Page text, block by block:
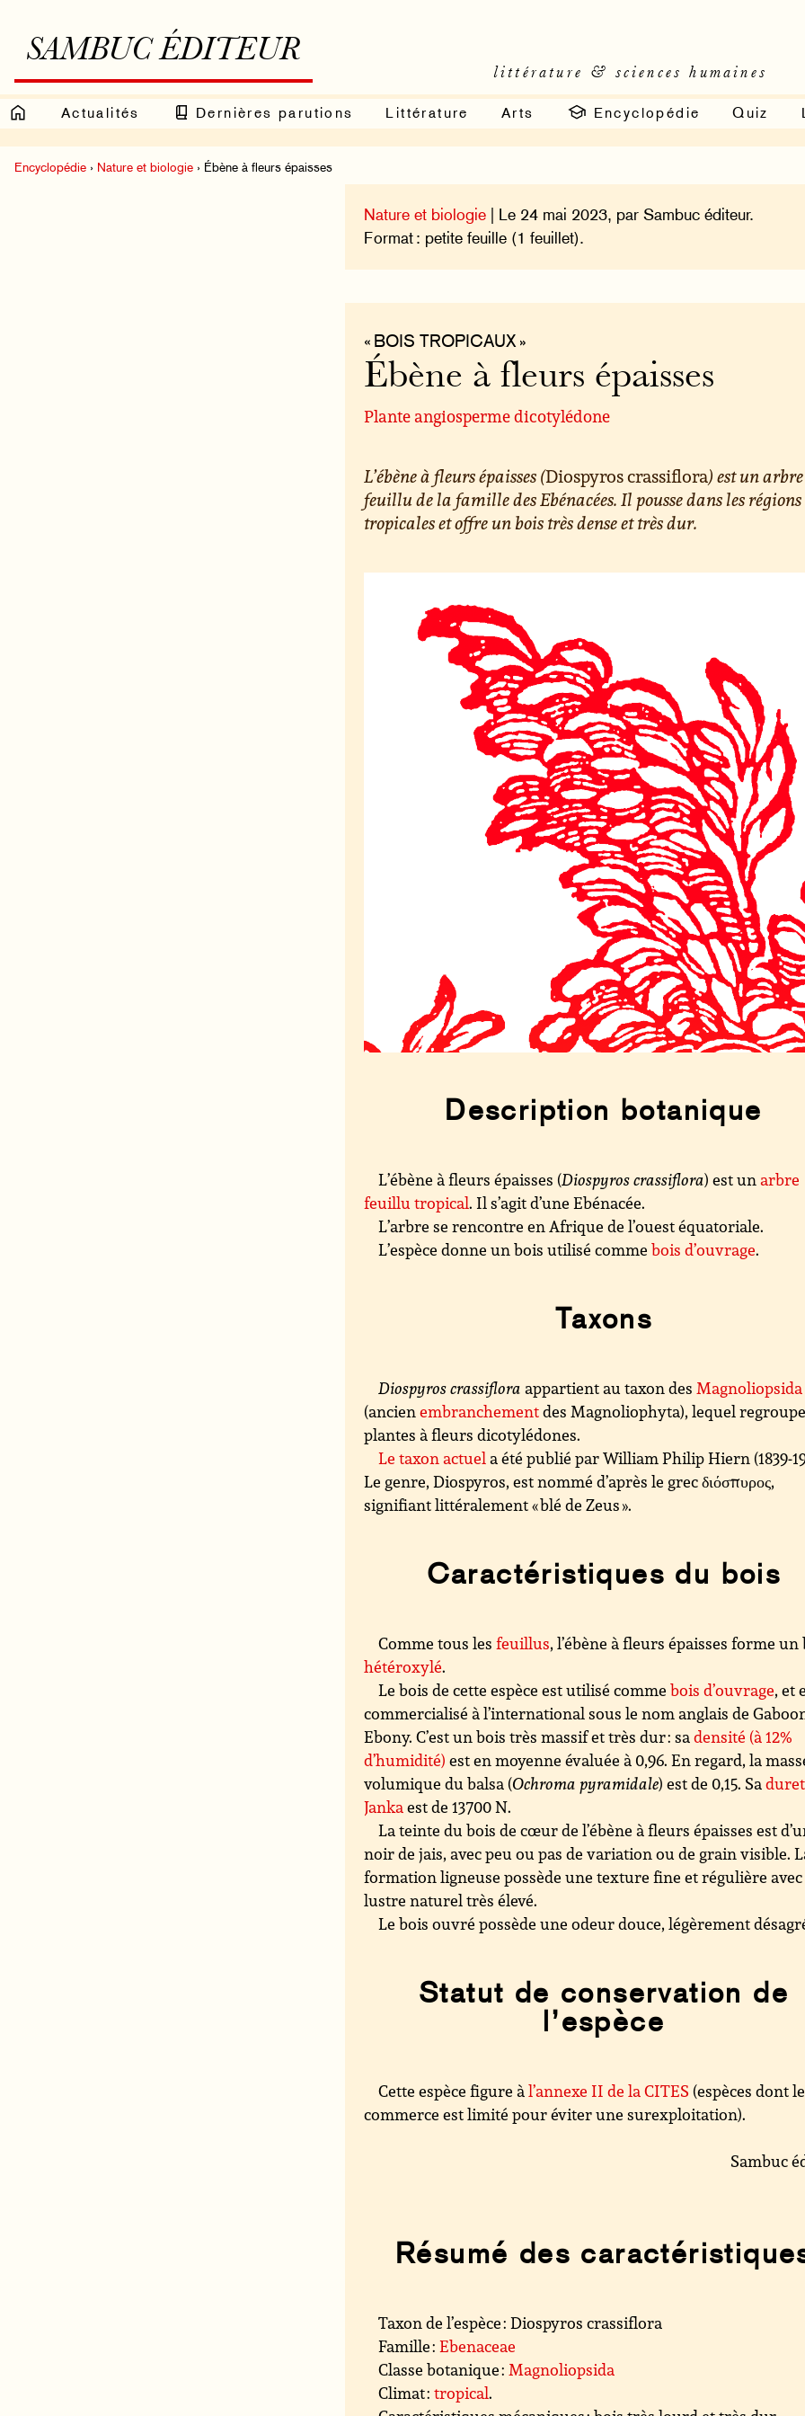
SAMBUC ÉDITEUR
littérature & sciences humaines
Actualités Dernières parutions Littérature Arts Encyclopédie Quiz
Encyclopédie › Nature et biologie › Ébène à fleurs épaisses
Nature et biologie | Le 24 mai 2023, par Sambuc éditeur.
Format : petite feuille (1 feuillet).
« BOIS TROPICAUX »
Ébène à fleurs épaisses
Plante angiosperme dicotylédone
L’ébène à fleurs épaisses (Diospyros crassiflora) est un arbre
feuillu de la famille des Ebénacées. Il pousse dans les régions
tropicales et offre un bois très dense et très dur.
Description botanique
L’ébène à fleurs épaisses (Diospyros crassiflora) est unarbre
feuillu tropical. Il s’agit d’une Ebénacée.
L’arbre se rencontre en Afrique de l’ouest équatoriale.
L’espèce donne un bois utilisé commebois d’ouvrage.
Taxons
Diospyros crassiflora appartient au taxon des Magnoliopsida
(ancienembranchementdes Magnoliophyta), lequel
plantes à fleurs dicotylédones.
Le taxon actuel a été publié par William Philip Hiern (1839-
Le genre, Diospyros, est nommé d’après le grec διόσπυρος,
signifiant littéralement « blé de Zeus ».
Caractéristiques du bois
Comme tous lesfeuillus, l’ébène à fleurs épaisses forme un
hétéroxylé.
Le bois de cette espèce est utilisé commebois d’ouvrage, et
commercialisé à l’international sous le nom anglais de
Ebony. C’est un bois très massif et très dur : sadensité (à 12%
d’humidité) est en moyenne évaluée à 0,96. En regard, la
volumique du balsa (Ochroma pyramidale) est de 0,15. Sa
Jankaest de 13700 N.
La teinte du bois de cœur de l’ébène à fleurs épaisses est
noir de jais, avec peu ou pas de variation ou de grain visible.
formation ligneuse possède une texture fine et régulière
lustre naturel très élevé.
Le bois ouvré possède une odeur douce, légèrement
Statut de conservation de
l’espèce
Cette espèce figure àl’annexe II de la CITES (espèces dont le
commerce est limité pour éviter une surexploitation).
Sambuc
Résumé des
Taxon de l’espèce : Diospyros crassiflora
Famille :Ebenaceae
Classe botanique : Magnoliopsida
Climat :tropical.